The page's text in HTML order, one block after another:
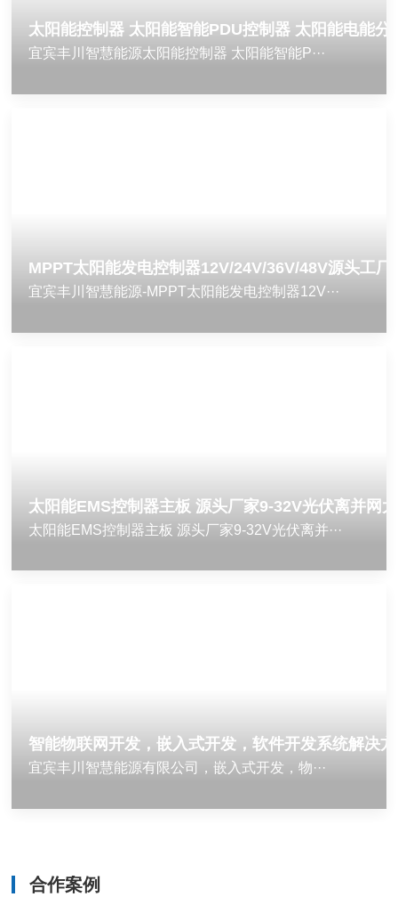
太阳能控制器 太阳能智能PDU控制器 太阳能电能分
宜宾丰川智慧能源太阳能控制器 太阳能智能P···
MPPT太阳能发电控制器12V/24V/36V/48V源头工厂
宜宾丰川智慧能源-MPPT太阳能发电控制器12V···
太阳能EMS控制器主板 源头厂家9-32V光伏离并网
太阳能EMS控制器主板 源头厂家9-32V光伏离并···
智能物联网开发，嵌入式开发，软件开发系统解决
宜宾丰川智慧能源有限公司，嵌入式开发，物···
合作案例